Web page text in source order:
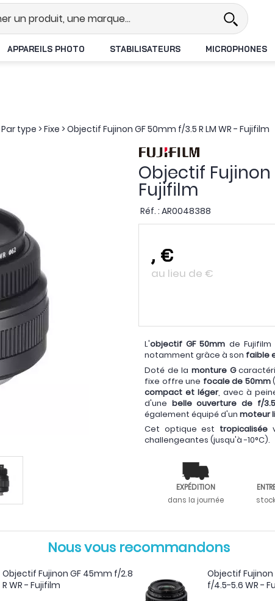
APPAREILS PHOTO STABILISATEURS MICROPHONES
Par type >Fixe >Objectif Fujinon GF 50mm f/3.5 R LM WR - Fujifilm
Objectif Fujinon
Fujifilm
Réf. : AR0048388
, €
au lieu de €
L'objectif GF 50mm de
notamment grâce à son faible
Doté de la monture G
fixe offre une focale de 50mm
compact et léger, avec à
d'une belle ouverture de f/3.5
également équipé d'un moteur
Cet optique est tropicalisée
challengeantes (jusqu'à -10°C).
EXPÉDITION
dans la journée
Nous vous recommandons
Objectif Fujinon GF 45mm f/2.8
R WR - Fujifilm
Objectif
f/4.5-5.6 WR -